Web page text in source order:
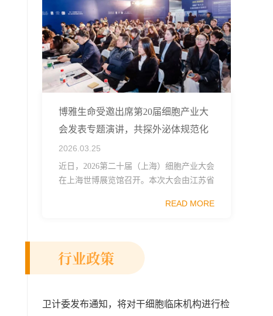
博雅生命受邀出席第20届细胞产业大
会发表专题演讲，共探外泌体规范化
发展
2026.03.25
近日，2026第二十届（上海）细胞产业大会
在上海世博展览馆召开。本次大会由江苏省
促进会细胞医药分会、武汉东湖国家自主创
READ MORE
行业政策
卫计委发布通知，将对干细胞临床机构进行检